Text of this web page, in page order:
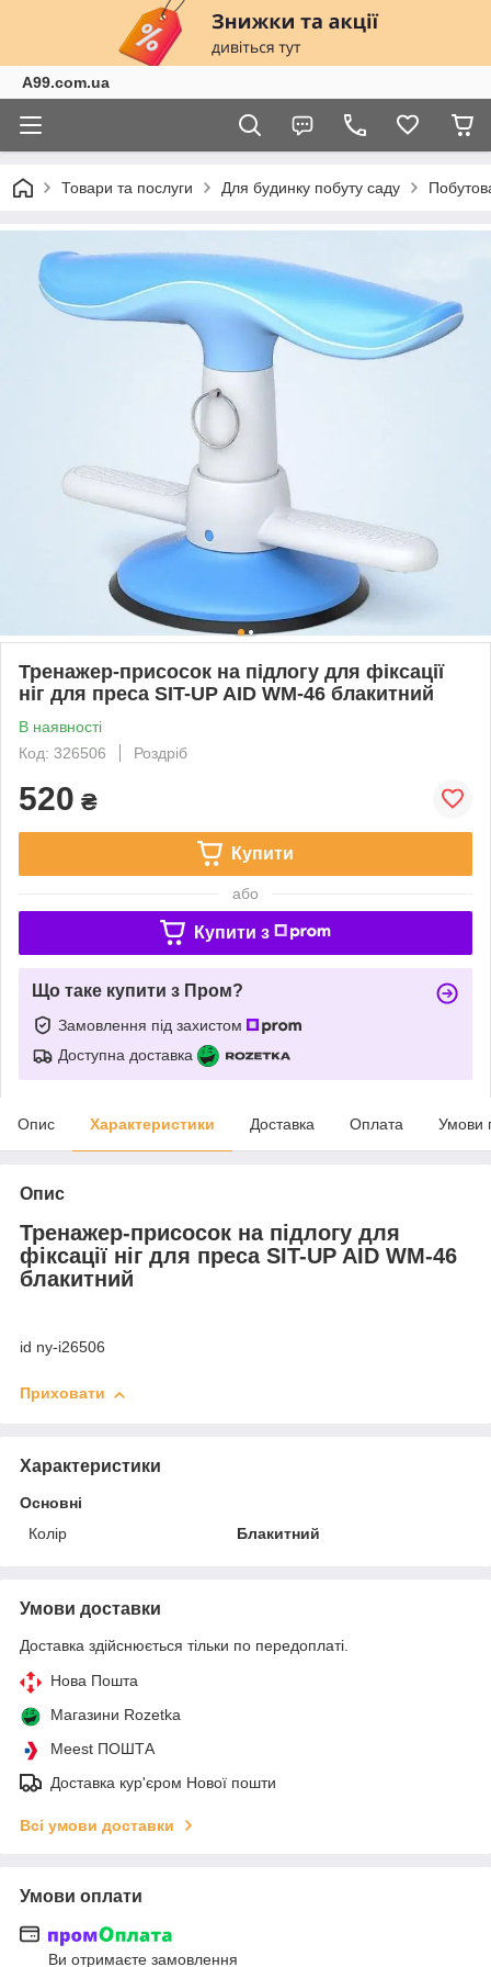
A99.com.ua
Товари та послуги Для будинку побуту саду
Тренажер-присосок на підлогу для фіксації
ніг для преса SIT-UP AID WM-46 блакитний
В наявності
Код: 326506
Роздріб
520 ₴
Купити
або
Купити з
Що таке купити з Пром?
Замовлення під захистом
Доступна доставка
Опис Характеристики Доставка Оплата Умови
Опис
Тренажер-присосок на підлогу для
фіксації ніг для преса SIT-UP AID WM-46
блакитний
id ny-i26506
Приховати
Характеристики
Основні
Колір
Блакитний
Умови доставки
Доставка здійснюється тільки по передоплаті.
Нова Пошта
Магазини Rozetka
Meest ПОШТА
Доставка кур'єром Нової пошти
Всі умови доставки
Умови оплати
Ви отримаєте замовлення